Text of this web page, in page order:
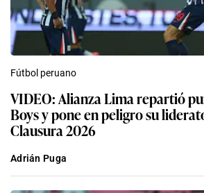
Fútbol peruano
VIDEO: Alianza Lima repartió
Boys y pone en peligro su
Clausura 2026
Adrián Puga